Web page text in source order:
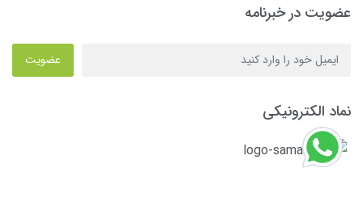
عضویت در خبرنامه
عضویت
نماد الکترونیکی